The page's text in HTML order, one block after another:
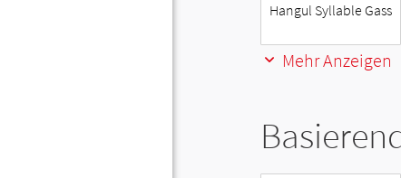
Hangul Syllable Gass
Mehr Anzeigen